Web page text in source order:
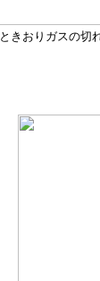
ときおりガスの切